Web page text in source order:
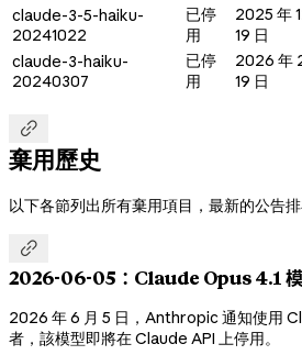
claude-3-5-haiku-
20241022
已停
用
2025 年
19 日
claude-3-haiku-
20240307
已停
用
2026 年
19 日

棄用歷史
以下各節列出所有棄用項目，最新的公告排

2026-06-05：Claude Opus 4.1
2026 年 6 月 5 日，Anthropic 通知使用
者，該模型即將在 Claude API 上停用。